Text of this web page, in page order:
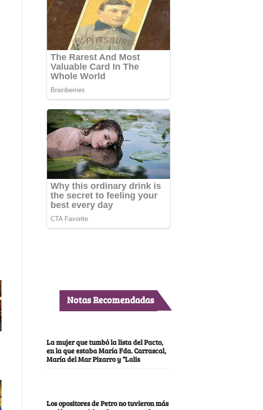
Notas Recomendadas
La mujer que tumbó la lista del Pacto,
en la que estaba María Fda. Carrascal,
María del Mar Pizarro y “Lalis
Los opositores de Petro no tuvieron más